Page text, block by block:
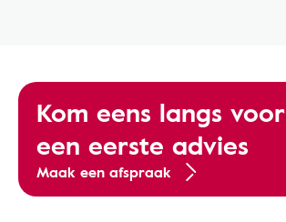
Kom eens langs voor
een eerste advies
Maak een afspraak